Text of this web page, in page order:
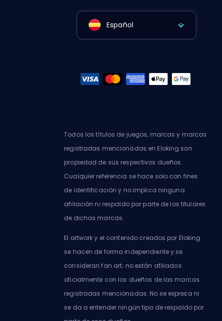
Español
Todos los títulos de juegos, marcas y marcas
registradas mencionadas en Eloking son
propiedad de sus respectivos dueños.
Cualquier referencia se hace solo con fines
de identificación y no implica ninguna
afiliación ni respaldo por parte de los titulares
de dichas marcas.
El artwork y el contenido creados por Eloking
se hacen de forma independiente y se
consideran fan art; no están afiliados
oficialmente con los dueños de las marcas
registradas mencionadas. No se expresa ni
se da a entender ningún tipo de respaldo por